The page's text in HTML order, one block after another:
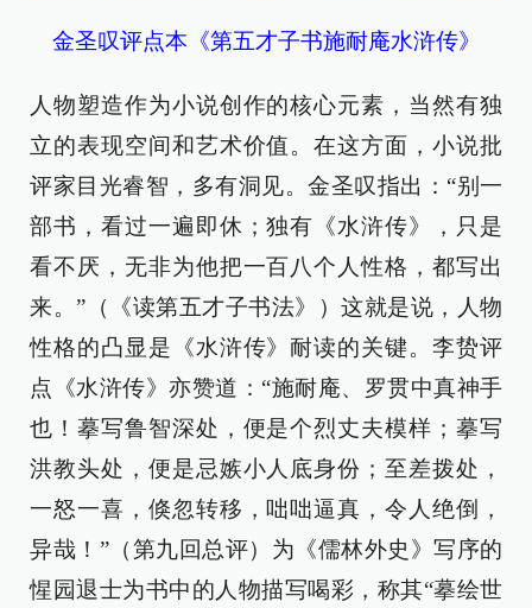
金圣叹评点本《第五才子书施耐庵水浒传》
人物塑造作为小说创作的核心元素，当然有独
立的表现空间和艺术价值。在这方面，小说批
评家目光睿智，多有洞见。金圣叹指出：“别一
部书，看过一遍即休；独有《水浒传》，只是
看不厌，无非为他把一百八个人性格，都写出
来。”（《读第五才子书法》）这就是说，人物
性格的凸显是《水浒传》耐读的关键。李贽评
点《水浒传》亦赞道：“施耐庵、罗贯中真神手
也！摹写鲁智深处，便是个烈丈夫模样；摹写
洪教头处，便是忌嫉小人底身份；至差拨处，
一怒一喜，倏忽转移，咄咄逼真，令人绝倒，
异哉！”（第九回总评）为《儒林外史》写序的
惺园退士为书中的人物描写喝彩，称其“摹绘世